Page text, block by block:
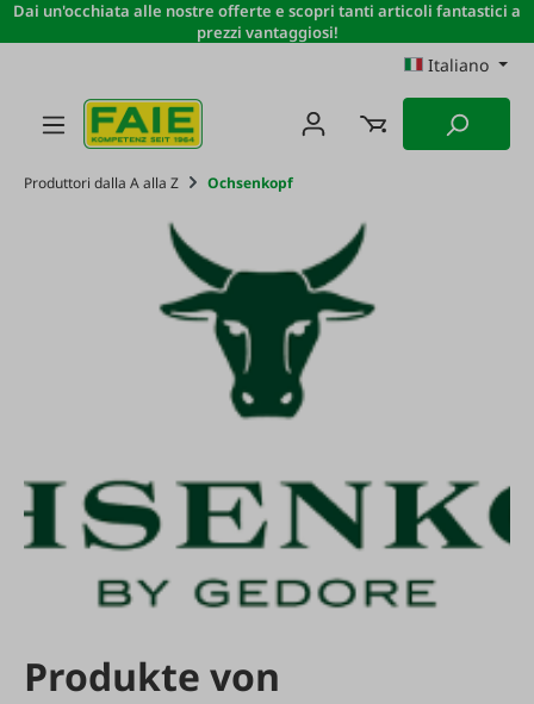
Passa al contenuto principale
Dai un'occhiata alle nostre offerte e scopri tanti articoli fantastici a
prezzi vantaggiosi!
Italiano
Produttori dalla A alla Z Ochsenkopf
Produkte von